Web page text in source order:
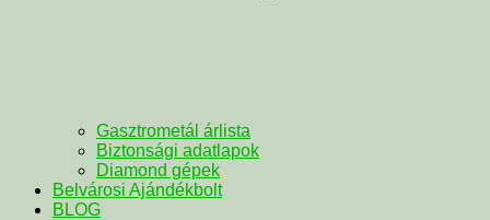
Gasztrometál árlista
Biztonsági adatlapok
Diamond gépek
Belvárosi Ajándékbolt
BLOG